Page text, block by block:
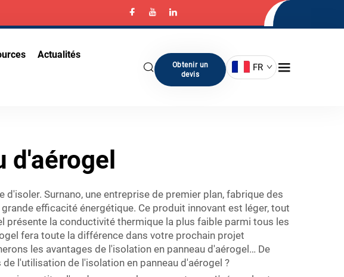
Actualités
Obtenir un
devis
FR
Surnano, une entreprise de premier plan, fabrique des
efficacité énergétique. Ce produit innovant est léger, tout
présente la conductivité thermique la plus faible parmi tous les
fera toute la différence dans votre prochain projet
les avantages de l'isolation en panneau d'aérogel… De
l'utilisation de l'isolation en panneau d'aérogel ?